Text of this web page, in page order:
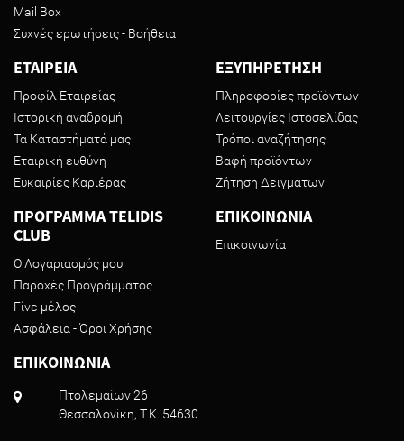
Mail Box
Συχνές ερωτήσεις - Βοήθεια
ΕΤΑΙΡΕΙΑ
Προφίλ Εταιρείας
Ιστορική αναδρομή
Τα Καταστήματά μας
Εταιρική ευθύνη
Ευκαιρίες Καριέρας
ΕΞΥΠΗΡΕΤΗΣΗ
Πληροφορίες προϊόντων
Λειτουργίες Ιστοσελίδας
Τρόποι αναζήτησης
Βαφή προϊόντων
Ζήτηση Δειγμάτων
ΠΡΟΓΡΑΜΜΑ TELIDIS
CLUB
Ο Λογαριασμός μου
Παροχές Προγράμματος
Γίνε μέλος
Ασφάλεια - Όροι Χρήσης
ΕΠΙΚΟΙΝΩΝΙΑ
Επικοινωνία
ΕΠΙΚΟΙΝΩΝΙΑ
Πτολεμαίων 26
Θεσσαλονίκη, T.K. 54630